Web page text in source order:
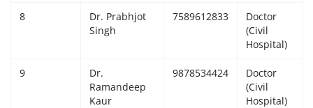
8
Dr. Prabhjot
Singh
7589612833
Doctor
(Civil
Hospital)
9
Dr.
Ramandeep
Kaur
9878534424
Doctor
(Civil
Hospital)